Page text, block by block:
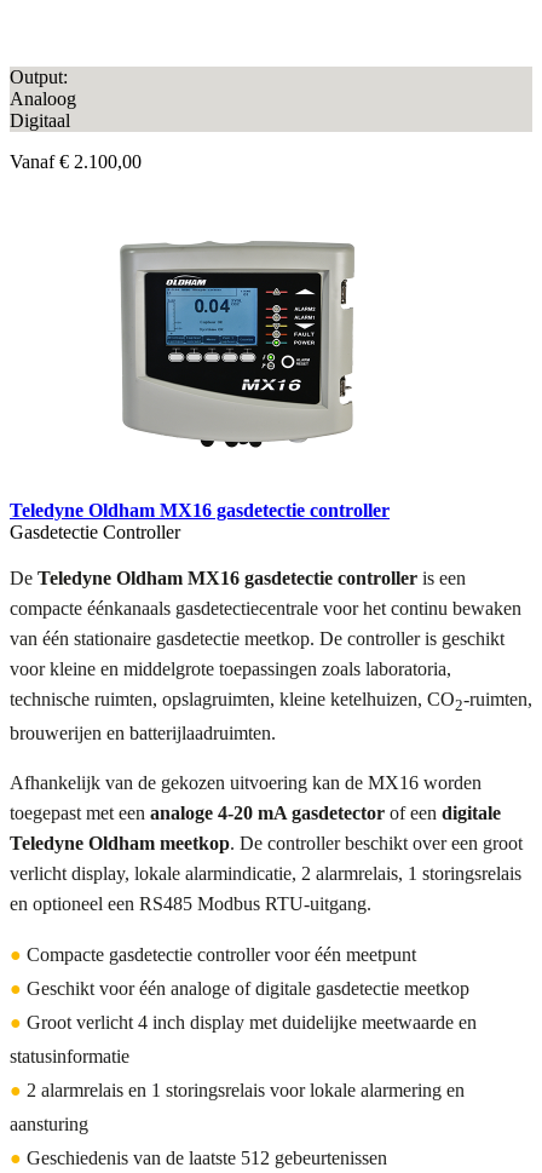
Output:
Analoog
Digitaal
Vanaf € 2.100,00
Teledyne Oldham MX16 gasdetectie controller
Gasdetectie Controller
De Teledyne Oldham MX16 gasdetectie controller is een
compacte éénkanaals gasdetectiecentrale voor het continu bewaken
van één stationaire gasdetectie meetkop. De controller is geschikt
voor kleine en middelgrote toepassingen zoals laboratoria,
technische ruimten, opslagruimten, kleine ketelhuizen, CO2-ruimten,
brouwerijen en batterijlaadruimten.
Afhankelijk van de gekozen uitvoering kan de MX16 worden
toegepast met een analoge 4-20 mA gasdetector of een digitale
Teledyne Oldham meetkop. De controller beschikt over een groot
verlicht display, lokale alarmindicatie, 2 alarmrelais, 1 storingsrelais
en optioneel een RS485 Modbus RTU-uitgang.
● Compacte gasdetectie controller voor één meetpunt
● Geschikt voor één analoge of digitale gasdetectie meetkop
● Groot verlicht 4 inch display met duidelijke meetwaarde en
statusinformatie
● 2 alarmrelais en 1 storingsrelais voor lokale alarmering en
aansturing
● Geschiedenis van de laatste 512 gebeurtenissen